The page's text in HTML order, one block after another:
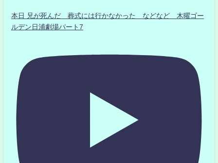
本日 兄が死んだ 葬式には行かなかった などなど 木曜ゴー
ルデン日浦劇場パート7